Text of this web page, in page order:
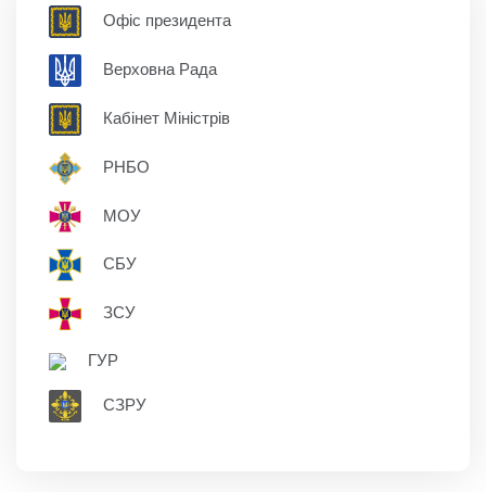
Офіс президента
Верховна Рада
Кабінет Міністрів
РНБО
МОУ
СБУ
ЗСУ
ГУР
СЗРУ